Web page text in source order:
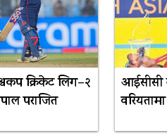
क्रिकेट लिग–२
पराजित
आईसीसी